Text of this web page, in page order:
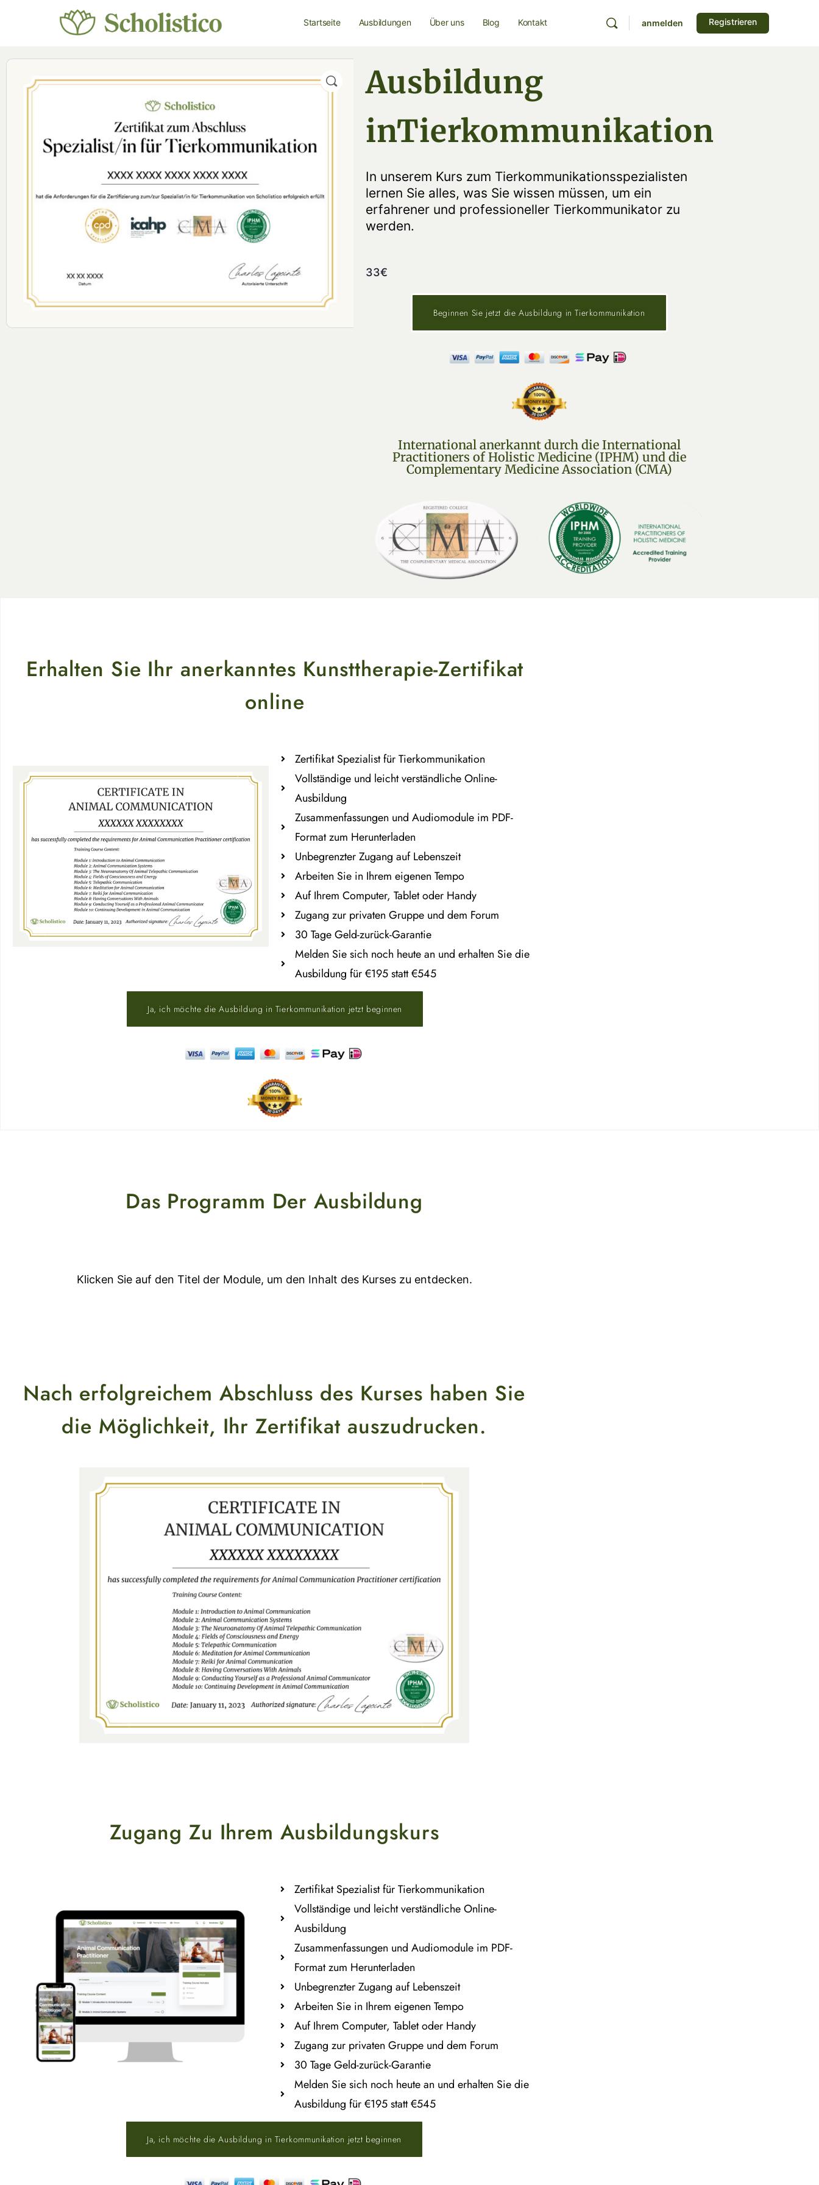
Startseite Ausbildungen Über uns Blog Kontakt anmelden Registrieren
Ausbildung
inTierkommunikation
In unserem Kurs zum Tierkommunikationsspezialisten
lernen Sie alles, was Sie wissen müssen, um ein
erfahrener und professioneller Tierkommunikator zu
werden.
33€
Beginnen Sie jetzt die Ausbildung in Tierkommunikation
International anerkannt durch die International
Practitioners of Holistic Medicine (IPHM) und die
Complementary Medicine Association (CMA)
Erhalten Sie Ihr anerkanntes Kunsttherapie-Zertifikat
online
Zertifikat Spezialist für Tierkommunikation
Vollständige und leicht verständliche Online-
Ausbildung
Zusammenfassungen und Audiomodule im PDF-
Format zum Herunterladen
Unbegrenzter Zugang auf Lebenszeit
Arbeiten Sie in Ihrem eigenen Tempo
Auf Ihrem Computer, Tablet oder Handy
Zugang zur privaten Gruppe und dem Forum
30 Tage Geld-zurück-Garantie
Melden Sie sich noch heute an und erhalten Sie die
Ausbildung für €195 statt €545
Ja, ich möchte die Ausbildung in Tierkommunikation jetzt beginnen
Das Programm Der Ausbildung
Klicken Sie auf den Titel der Module, um den Inhalt des Kurses zu entdecken.
Nach erfolgreichem Abschluss des Kurses haben Sie
die Möglichkeit, Ihr Zertifikat auszudrucken.
Zugang Zu Ihrem Ausbildungskurs
Zertifikat Spezialist für Tierkommunikation
Vollständige und leicht verständliche Online-
Ausbildung
Zusammenfassungen und Audiomodule im PDF-
Format zum Herunterladen
Unbegrenzter Zugang auf Lebenszeit
Arbeiten Sie in Ihrem eigenen Tempo
Auf Ihrem Computer, Tablet oder Handy
Zugang zur privaten Gruppe und dem Forum
30 Tage Geld-zurück-Garantie
Melden Sie sich noch heute an und erhalten Sie die
Ausbildung für €195 statt €545
Ja, ich möchte die Ausbildung in Tierkommunikation jetzt beginnen